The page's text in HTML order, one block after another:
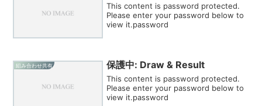
This content is password protected.
Please enter your password below to
view it.password
組み合わせ共有 保護中: Draw & Result
This content is password protected.
Please enter your password below to
view it.password